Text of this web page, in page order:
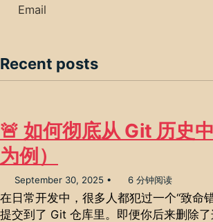
Email
Recent posts
🚨 如何彻底从 Git 历史
为例）
September 30, 2025 6 分钟阅读
在日常开发中，很多人都犯过一个“致
提交到了 Git 仓库里。即便你后来删除